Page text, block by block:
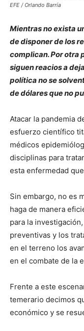
EFE / Orlando Barría
Mientras no exista
de disponer de los
complican. Por otra
siguen reacios a
política no se
de dólares que no
Atacar la pandemia
esfuerzo científico
médicos
disciplinas para
esta enfermedad
Sin embargo, no es
haga de manera
para la
preventivas y los
en el terreno los
en el combate de la
Frente a este
temerario decimos
económico y se